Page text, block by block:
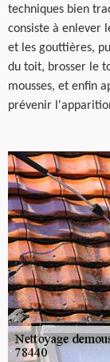
techniques bien
consiste à enlever
et les gouttières,
du toit, brosser le
mousses, et enfin
prévenir